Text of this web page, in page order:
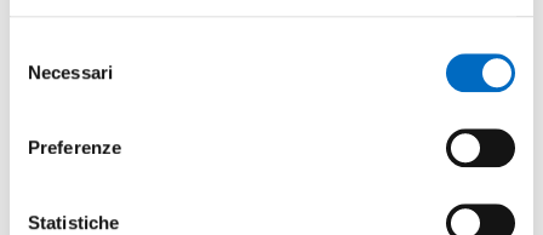
delNecessari
Preferenze
Statistiche
No